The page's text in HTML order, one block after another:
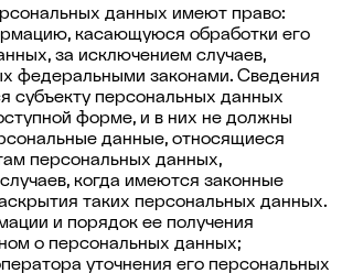
данных имеют право:
касающуюся обработки его
за исключением случаев,
федеральными законами. Сведения
субъекту персональных данных
форме, и в них не должны
данные, относящиеся
персональных данных,
когда имеются законные
таких персональных данных.
и порядок ее получения
о персональных данных;
уточнения его персональных